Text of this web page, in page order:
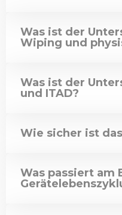
Was ist der
Wiping und
Was ist der
und ITAD?
Wie sicher ist
Was passiert am